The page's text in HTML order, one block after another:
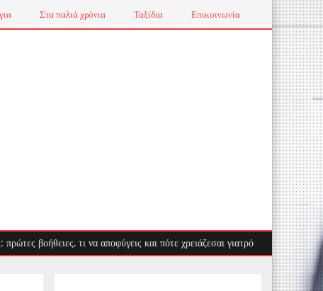
Στα παλιά χρόνια Ταξίδια Επικοινωνία
τι να αποφύγεις και πότε χρειάζεσαι γιατρό